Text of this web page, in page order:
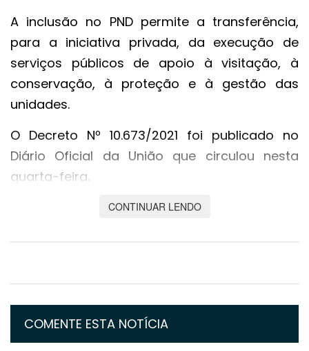
A inclusão no PND permite a transferência,
para a iniciativa privada, da execução de
serviços públicos de apoio à visitação, à
conservação, à proteção e à gestão das
unidades.
O Decreto Nº 10.673/2021 foi publicado no
Diário Oficial da União que circulou nesta
quarta-feira.
Além do parque Nacional de Chapada dos
Brasília, a Serra de Ubajara, da Serra da
Bocaina, da Serra da Capivara, da Serra da
Bodoquena, do Jaú e de Anavilhanas. A
CONTINUAR LENDO
COMENTE ESTA NOTÍCIA